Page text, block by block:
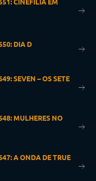
DIA D
SEVEN – OS SETE
MULHERES NO
A ONDA DE TRUE